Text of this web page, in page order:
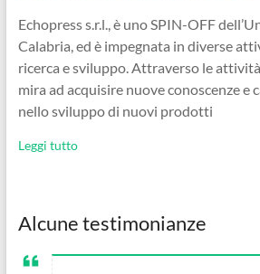
Echopress s.r.l., è uno SPIN-OFF
Calabria, ed è impegnata in diverse
ricerca e sviluppo. Attraverso le
mira ad acquisire nuove conoscenze e
nello sviluppo di nuovi prodotti
Leggi tutto
Alcune testimonianze